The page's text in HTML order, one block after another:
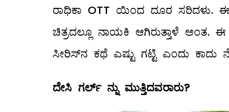
ರಾಧಿಕಾ OTT ಯಿಂದ ದೂರ ಸರಿದಳು.
ಚಿತ್ರದಲ್ಲೂ ನಾಯಕಿ ಆಗಿರುತ್ತಾಳೆ ಅಂತ.
ಸೀರಿಸ್‌ನ ಕಥೆ ಎಷ್ಟು ಗಟ್ಟಿ ಎಂದು ಕಾದು
ದೇಸಿ ಗರ್ಲ್ ನ್ನು ಮುತ್ತಿದವರಾರು?